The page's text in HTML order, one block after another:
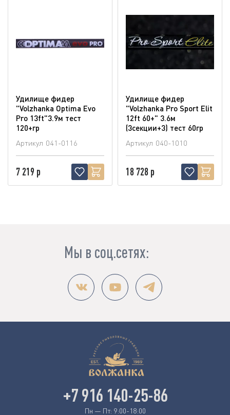
Удилище фидер
"Volzhanka Optima Evo
Pro 13ft"3.9м тест
120+гр
Артикул 041-0116
7 219 р
Удилище фидер
"Volzhanka Pro Sport Elit
12ft 60+" 3.6м
(3секции+3) тест 60гр
Артикул 040-1010
18 728 р
Мы в соц.сетях:
+7 916 140-25-86
Пн — Пт: 9:00-18:00